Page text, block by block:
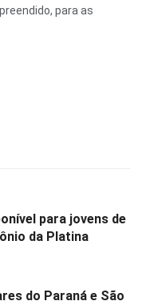
para as
para jovens de
da Platina
do Paraná e São